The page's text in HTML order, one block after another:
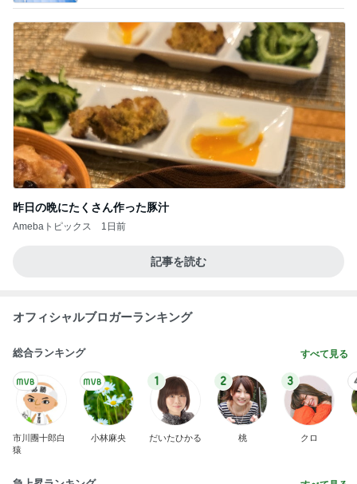
昨日の晩にたくさん作った豚汁
Amebaトピックス 1日前
記事を読む
オフィシャルブロガーランキング
総合ランキング すべて見る
市川團十郎白
猿
小林麻央
1
だいたひかる
2
桃
3
クロ